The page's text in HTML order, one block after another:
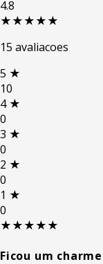
4.8
★★★★★
15 avaliacoes
5 ★
10
4 ★
0
3 ★
0
2 ★
0
1 ★
0
★★★★★
Ficou um charme